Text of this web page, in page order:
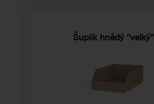
Šuplík hnědý "velký"